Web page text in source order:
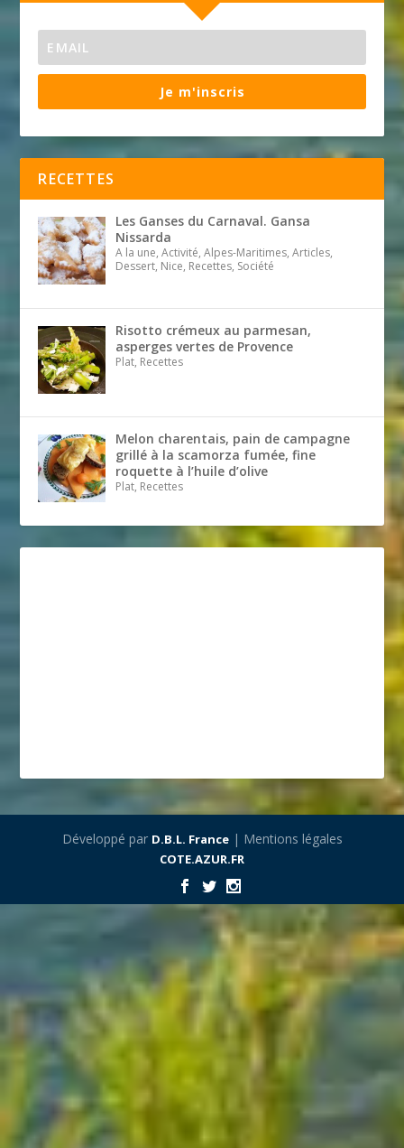
Je m'inscris
RECETTES
Les Ganses du Carnaval. Gansa
Nissarda
A la une, Activité, Alpes-Maritimes, Articles,
Dessert, Nice, Recettes, Société
Risotto crémeux au parmesan,
asperges vertes de Provence
Plat, Recettes
Melon charentais, pain de campagne
grillé à la scamorza fumée, fine
roquette à l’huile d’olive
Plat, Recettes
Développé par D.B.L. France| Mentions légales
COTE.AZUR.FR